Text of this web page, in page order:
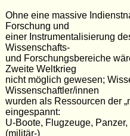
Ohne eine massive
Forschung und
einer Instrumentalisierung
Wissenschafts-
und Forschungsbereiche
Zweite Weltkrieg
nicht möglich gewesen;
Wissenschaftler/innen
wurden als Ressourcen der
eingespannt:
U-Boote, Flugzeuge,
(militär-)